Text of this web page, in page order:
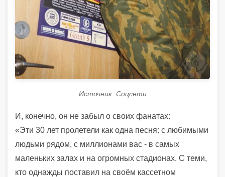
Источник: Соцсети
И, конечно, он не забыл о своих фанатах:
«Эти 30 лет пролетели как одна песня: с любимыми
людьми рядом, с миллионами вас - в самых
маленьких залах и на огромных стадионах. С теми,
кто однажды поставил на своём кассетном